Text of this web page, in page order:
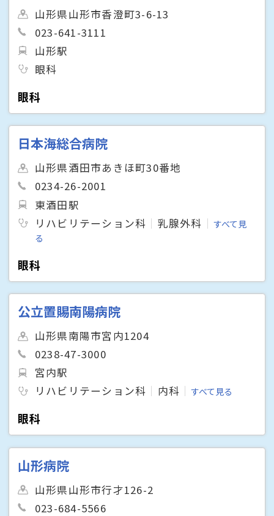
山形県山形市香澄町3-6-13
023-641-3111
山形駅
眼科
眼科
日本海総合病院
山形県酒田市あきほ町30番地
0234-26-2001
東酒田駅
リハビリテーション科
乳腺外科
すべて見
る
眼科
公立置賜南陽病院
山形県南陽市宮内1204
0238-47-3000
宮内駅
リハビリテーション科
内科 すべて見る
眼科
山形病院
山形県山形市行才126-2
023-684-5566